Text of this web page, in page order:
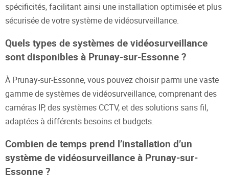
spécificités, facilitant ainsi une installation optimisée et plus
sécurisée de votre système de vidéosurveillance.
Quels types de systèmes de vidéosurveillance
sont disponibles à Prunay-sur-Essonne ?
À Prunay-sur-Essonne, vous pouvez choisir parmi une vaste
gamme de systèmes de vidéosurveillance, comprenant des
caméras IP, des systèmes CCTV, et des solutions sans fil,
adaptées à différents besoins et budgets.
Combien de temps prend l’installation d’un
système de vidéosurveillance à Prunay-sur-
Essonne ?